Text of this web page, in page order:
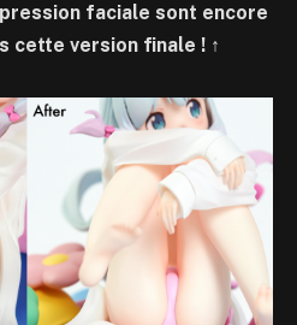
faciale sont encore
cette version finale !↑